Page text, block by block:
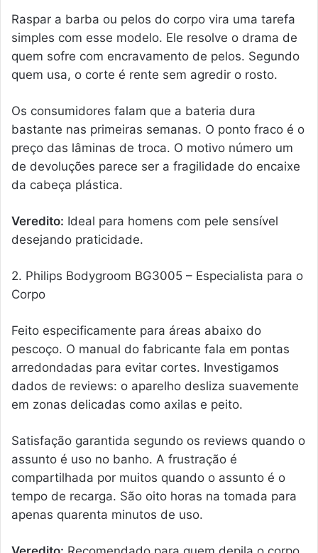
Raspar a barba ou pelos do corpo vira uma tarefa
simples com esse modelo. Ele resolve o drama de
quem sofre com encravamento de pelos. Segundo
quem usa, o corte é rente sem agredir o rosto.
Os consumidores falam que a bateria dura
bastante nas primeiras semanas. O ponto fraco é o
preço das lâminas de troca. O motivo número um
de devoluções parece ser a fragilidade do encaixe
da cabeça plástica.
Veredito: Ideal para homens com pele sensível
desejando praticidade.
2. Philips Bodygroom BG3005 – Especialista para o
Corpo
Feito especificamente para áreas abaixo do
pescoço. O manual do fabricante fala em pontas
arredondadas para evitar cortes. Investigamos
dados de reviews: o aparelho desliza suavemente
em zonas delicadas como axilas e peito.
Satisfação garantida segundo os reviews quando o
assunto é uso no banho. A frustração é
compartilhada por muitos quando o assunto é o
tempo de recarga. São oito horas na tomada para
apenas quarenta minutos de uso.